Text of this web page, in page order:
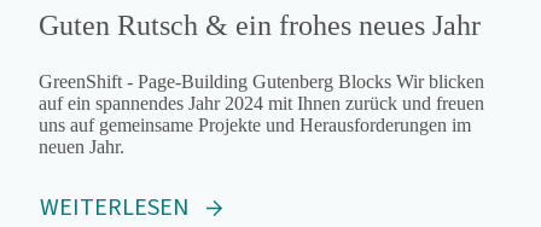
Guten Rutsch & ein frohes neues Jahr
GreenShift - Page-Building Gutenberg Blocks Wir blicken
auf ein spannendes Jahr 2024 mit Ihnen zurück und freuen
uns auf gemeinsame Projekte und Herausforderungen im
neuen Jahr.
WEITERLESEN